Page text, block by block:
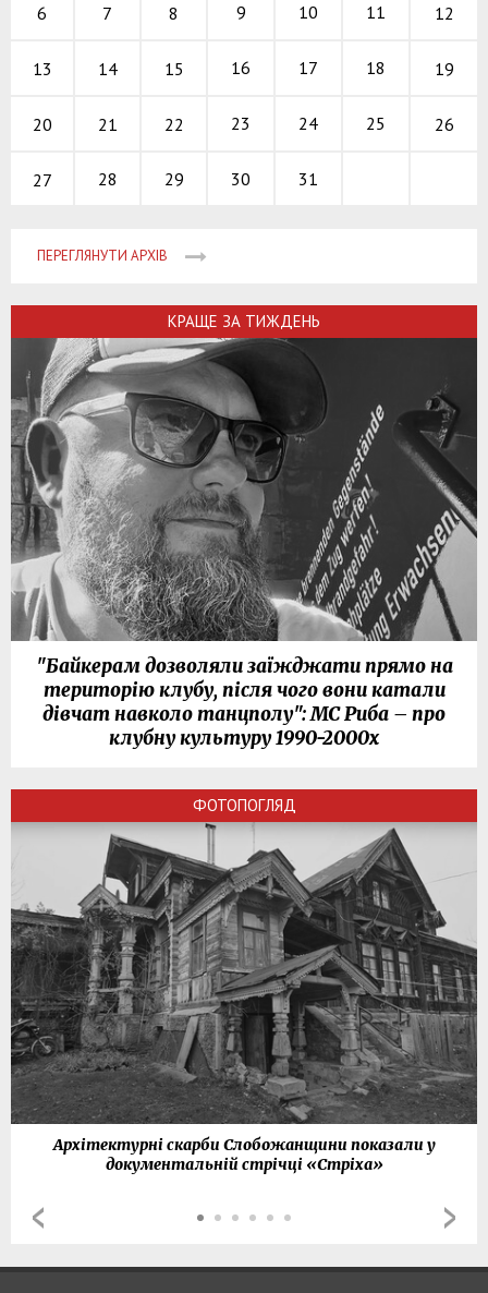
6 7 8 9 10 11 12
13 14 15 16 17 18 19
20 21 22 23 24 25 26
27 28 29 30 31
ПЕРЕГЛЯНУТИ АРХІВ
КРАЩЕ ЗА ТИЖДЕНЬ
"Байкерам дозволяли заїжджати прямо на
територію клубу, після чого вони катали
дівчат навколо танцполу": МС Риба – про
клубну культуру 1990-2000х
ФОТОПОГЛЯД
Архітектурні скарби Слобожанщини показали у
документальній стрічці «Стріха»